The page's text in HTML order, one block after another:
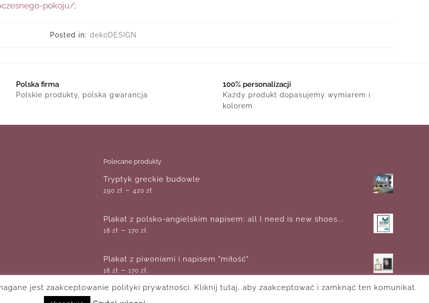
pokoju/;
Posted in: dekoDESIGN
Polska firma
Polskie produkty, polska gwarancja
100% personalizacji
Każdy produkt dopasujemy wymiarem i
kolorem
Polecane produkty
Tryptyk greckie budowle
290 zł – 420 zł
Plakat z polsko-angielskim napisem: all I need is new shoes...
18 zł – 170 zł
Plakat z piwoniami i napisem "miłość"
18 zł – 170 zł
jest zaakceptowanie polityki prywatności. Kliknij tutaj, aby zaakceptować i zamknąć ten komunikat.